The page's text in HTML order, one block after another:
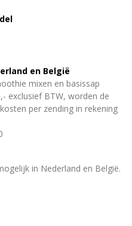
en België
mixen en basissap
exclusief BTW, worden de
per zending in rekening
in Nederland en België.